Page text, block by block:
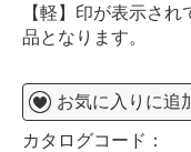
【軽】印が表示さ
品となります。
お気に入りに追
カタログコード：